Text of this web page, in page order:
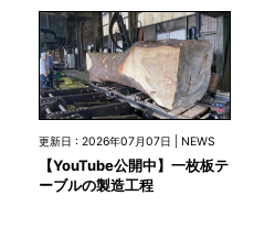
更新日 : 2026年07月07日 | NEWS
【YouTube公開中】一枚板テ
ーブルの製造工程